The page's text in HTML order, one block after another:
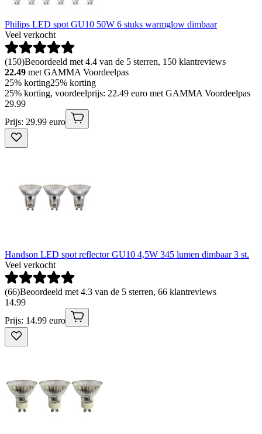
Philips LED spot GU10 50W 6 stuks warmglow dimbaar
Veel verkocht
(150)Beoordeeld met 4.4 van de 5 sterren, 150 klantreviews
22.49 met GAMMA Voordeelpas
25% korting25% korting
25% korting, voordeelprijs: 22.49 euro met GAMMA Voordeelpas
29.99
Prijs: 29.99 euro
Handson LED spot reflector GU10 4,5W 345 lumen dimbaar 3 st.
Veel verkocht
(66)Beoordeeld met 4.3 van de 5 sterren, 66 klantreviews
14.99
Prijs: 14.99 euro